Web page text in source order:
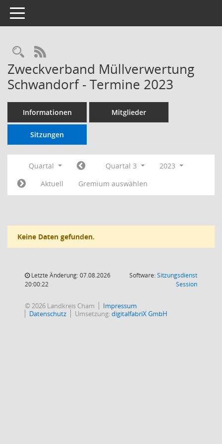
Toggle navigation
RSS-Feed
Zweckverband Müllverwertung
Schwandorf - Termine 2023
Informationen Mitglieder
Sitzungen
Quartal Quartal 3
2023
Aktuell
Gremium auswählen
Keine Daten gefunden.
Letzte Änderung: 07.08.2026
20:00:22
Software:Sitzungsdienst
Session(Wird in
© 2026 Landkreis Cham
Impressum
Datenschutz
Umsetzung:digitalfabriX GmbH